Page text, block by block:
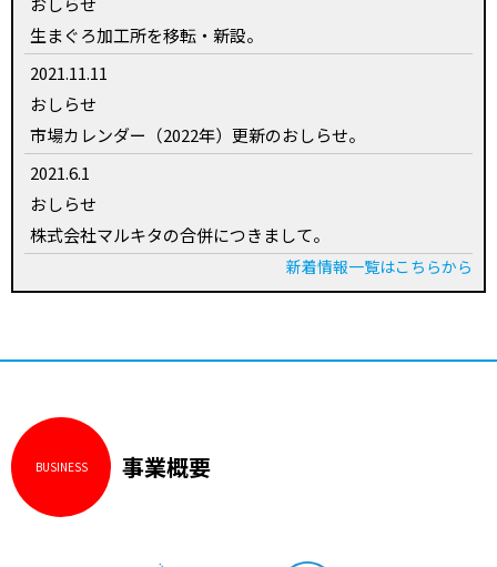
生まぐろ加工所を移転・新設。
2021.11.11
おしらせ
市場カレンダー（2022年）更新のおしらせ。
2021.6.1
おしらせ
株式会社マルキタの合併につきまして。
新着情報一覧はこちらから
BUSINESS 事業概要